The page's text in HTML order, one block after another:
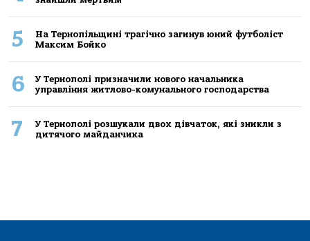
5
На Тернопільщині трагічно загинув юний футболіст
Максим Бойко
6
У Тернополі призначили нового начальника
управління житлово-комунального господарства
7
У Тернополі розшукали двох дівчаток, які зникли з
дитячого майданчика